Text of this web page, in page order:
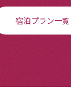
宿泊プラン一覧